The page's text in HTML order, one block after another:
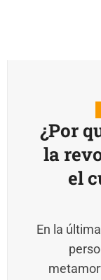
¿Por
la
el
En la